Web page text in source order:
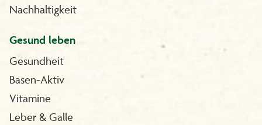
Nachhaltigkeit
Gesund leben
Gesundheit
Basen-Aktiv
Vitamine
Leber & Galle